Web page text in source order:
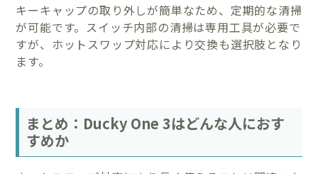
キーキャップの取り外しが簡単なため、定期的な清掃
が可能です。スイッチ内部の清掃は専用工具が必要で
すが、ホットスワップ対応により交換も選択肢となり
ます。
まとめ：Ducky One 3はどんな人におす
すめか